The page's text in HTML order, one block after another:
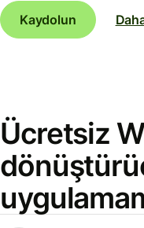
Kaydolun
Ücretsiz